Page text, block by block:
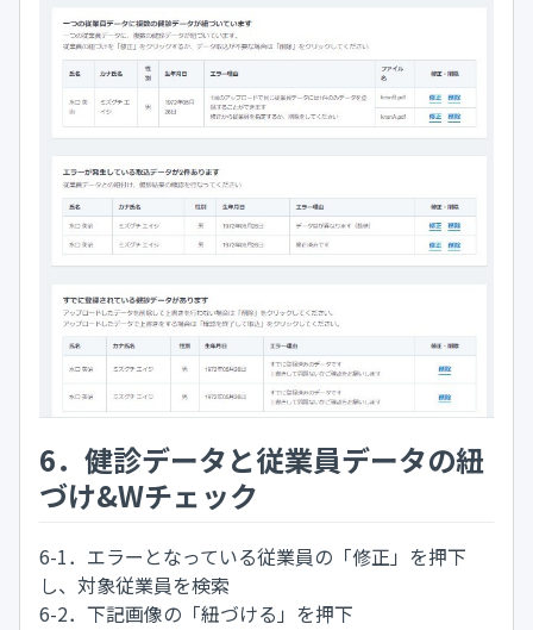
6．健診データと従業員データの紐
づけ&Wチェック
6-1．エラーとなっている従業員の「修正」を押下
し、対象従業員を検索
6-2．下記画像の「紐づける」を押下